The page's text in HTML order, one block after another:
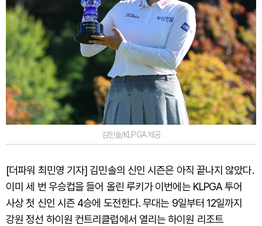
김민솔/KLPGA 제공
[더파워 최민영 기자] 김민솔의 신인 시즌은 아직 끝나지 않았다.
이미 세 번 우승컵을 들어 올린 루키가 이번에는 KLPGA 투어
사상 첫 신인 시즌 4승에 도전한다. 무대는 9일부터 12일까지
강원 정선 하이원 컨트리클럽에서 열리는 하이원 리조트